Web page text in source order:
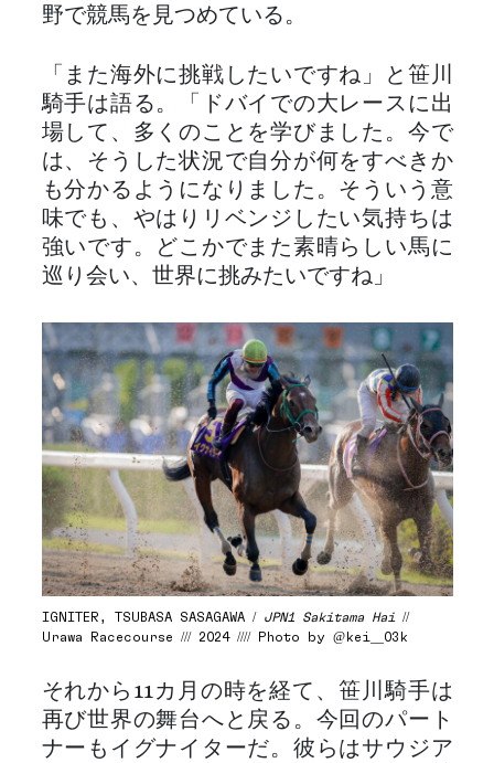
野で競馬を見つめている。
「また海外に挑戦したいですね」と笹川
騎手は語る。「ドバイでの大レースに出
場して、多くのことを学びました。今で
は、そうした状況で自分が何をすべきか
も分かるようになりました。そういう意
味でも、やはりリベンジしたい気持ちは
強いです。どこかでまた素晴らしい馬に
巡り会い、世界に挑みたいですね」
IGNITER, TSUBASA SASAGAWA / JPN1 Sakitama Hai//
Urawa Racecourse /// 2024 //// Photo by @kei__03k
それから11カ月の時を経て、笹川騎手は
再び世界の舞台へと戻る。今回のパート
ナーもイグナイターだ。彼らはサウジア